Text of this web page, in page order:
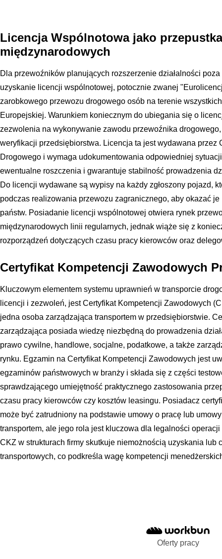
Licencja Wspólnotowa jako
międzynarodowych
Dla przewoźników planujących rozszerzenie działalności
uzyskanie licencji wspólnotowej, potocznie zwanej
zarobkowego przewozu drogowego osób na terenie
Europejskiej. Warunkiem koniecznym do ubiegania się o
zezwolenia na wykonywanie zawodu przewoźnika
weryfikacji przedsiębiorstwa. Licencja ta jest wydawana przez
Drogowego i wymaga udokumentowania odpowiedniej
ewentualne roszczenia i gwarantuje stabilność prowadzenia
Do licencji wydawane są wypisy na każdy zgłoszony pojazd,
podczas realizowania przewozu zagranicznego, aby okazać je
państw. Posiadanie licencji wspólnotowej otwiera rynek
międzynarodowych linii regularnych, jednak wiąże się z
rozporządzeń dotyczących czasu pracy kierowców oraz
Certyfikat Kompetencji Zawodowych
Kluczowym elementem systemu uprawnień w transporcie
licencji i zezwoleń, jest Certyfikat Kompetencji Zawodowych
jedna osoba zarządzająca transportem w przedsiębiorstwie.
zarządzająca posiada wiedzę niezbędną do prowadzenia
prawo cywilne, handlowe, socjalne, podatkowe, a także
rynku. Egzamin na Certyfikat Kompetencji Zawodowych jest
egzaminów państwowych w branży i składa się z części
sprawdzającego umiejętność praktycznego zastosowania
czasu pracy kierowców czy kosztów leasingu. Posiadacz
może być zatrudniony na podstawie umowy o pracę lub
transportem, ale jego rola jest kluczowa dla legalności
CKZ w strukturach firmy skutkuje niemożnością uzyskania lub
transportowych, co podkreśla wagę kompetencji
Oferty pracy